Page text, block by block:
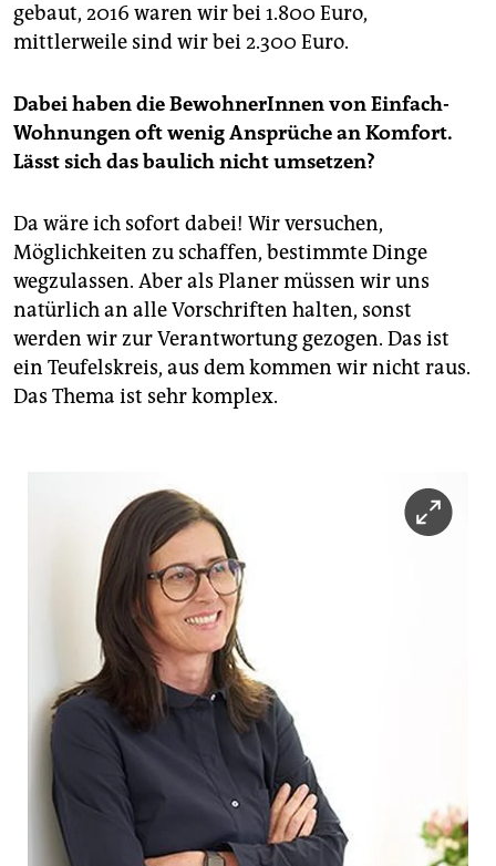
gebaut, 2016 waren wir bei 1.800 Euro,
mittlerweile sind wir bei 2.300 Euro.
Dabei haben die BewohnerInnen von Einfach-
Wohnungen oft wenig Ansprüche an Komfort.
Lässt sich das baulich nicht umsetzen?
Da wäre ich sofort dabei! Wir versuchen,
Möglichkeiten zu schaffen, bestimmte Dinge
wegzulassen. Aber als Planer müssen wir uns
natürlich an alle Vorschriften halten, sonst
werden wir zur Verantwortung gezogen. Das ist
ein Teufelskreis, aus dem kommen wir nicht raus.
Das Thema ist sehr komplex.